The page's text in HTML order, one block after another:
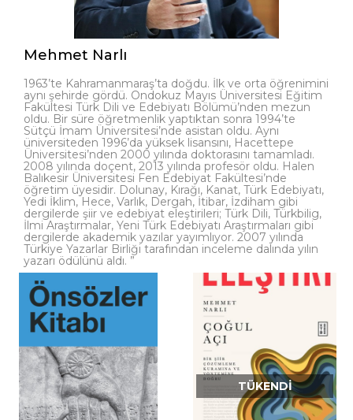
Mehmet Narlı
1963’te Kahramanmaraş’ta doğdu. İlk ve orta öğrenimini
aynı şehirde gördü. Ondokuz Mayıs Üniversitesi Eğitim
Fakültesi Türk Dili ve Edebiyatı Bölümü’nden mezun
oldu. Bir süre öğretmenlik yaptıktan sonra 1994’te
Sütçü İmam Üniversitesi’nde asistan oldu. Aynı
üniversiteden 1996’da yüksek lisansını, Hacettepe
Üniversitesi’nden 2000 yılında doktorasını tamamladı.
2008 yılında doçent, 2013 yılında profesör oldu. Halen
Balıkesir Üniversitesi Fen Edebiyat Fakültesi’nde
öğretim üyesidir. Dolunay, Kırağı, Kanat, Türk Edebiyatı,
Yedi İklim, Hece, Varlık, Dergah, İtibar, İzdiham gibi
dergilerde şiir ve edebiyat eleştirileri; Türk Dili, Türkbilig,
İlmi Araştırmalar, Yeni Türk Edebiyatı Araştırmaları gibi
dergilerde akademik yazılar yayımlıyor. 2007 yılında
Türkiye Yazarlar Birliği tarafından inceleme dalında yılın
yazarı ödülünü aldı. ”
TÜKENDI